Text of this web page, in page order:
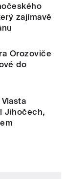
zajímavě
Orozoviče
do
Jihočech,